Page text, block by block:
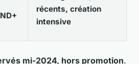
récents, création
intensive
mi-2024, hors promotion.